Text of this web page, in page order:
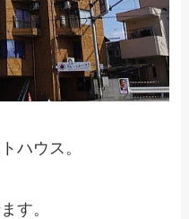
ハウス。
す。